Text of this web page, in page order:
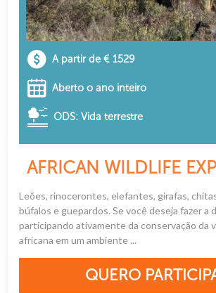
A partir de € 1529
Aberto o ano inteiro
ODS: Vida terrestre
AFRICAN WILDLIFE
Leões, rinocerontes, elefantes, girafas,
búfalos e guepardos. Se você deseja fazer a
participando ativamente da conservação da
africana em um ambiente ...
QUERO